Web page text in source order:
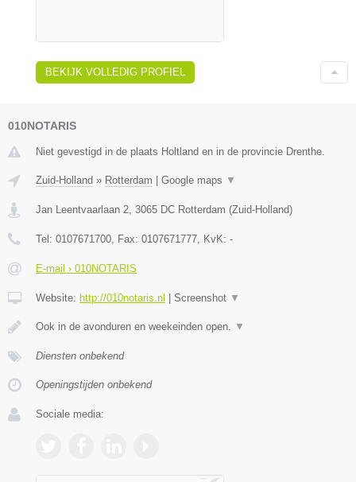
BEKIJK VOLLEDIG PROFIEL
010NOTARIS
Niet gevestigd in de plaats Holtland en in de provincie Drenthe.
Zuid-Holland » Rotterdam Google maps ▼
Jan Leentvaarlaan 2, 3065 DC Rotterdam (Zuid-Holland)
Tel: 0107671700, Fax: 0107671777, KvK: -
E-mail › 010NOTARIS
Website: http://010notaris.nl Screenshot ▼
Ook in de avonduren en weekeinden open. ▼
Diensten onbekend
Openingstijden onbekend
Sociale media: